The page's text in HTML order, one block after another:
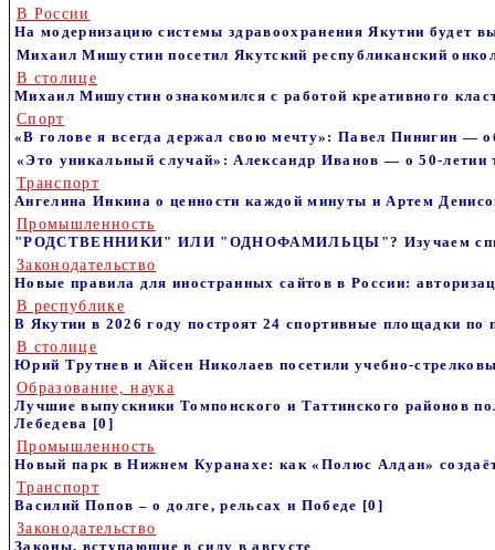
В России
На модернизацию системы здравоохранения Якутии будет
Михаил Мишустин посетил Якутский республиканский
В столице
Михаил Мишустин ознакомился с работой креативного
Спорт
«В голове я всегда держал свою мечту»: Павел Пинигин —
«Это уникальный случай»: Александр Иванов — о 50-
Транспорт
Ангелина Инкина о ценности каждой минуты и Артем
Промышленность
"РОДСТВЕННИКИ" ИЛИ "ОДНОФАМИЛЬЦЫ"? Изучаем
Законодательство
Новые правила для иностранных сайтов в России:
В республике
В Якутии в 2026 году построят 24 спортивные площадки
В столице
Юрий Трутнев и Айсен Николаев посетили учебно-
Образование, наука
Лучшие выпускники Томпонского и Таттинского районов
Лебедева [0]
Промышленность
Новый парк в Нижнем Куранахе: как «Полюс Алдан»
Транспорт
Василий Попов – о долге, рельсах и Победе [0]
Законодательство
Законы, вступающие в силу в августе